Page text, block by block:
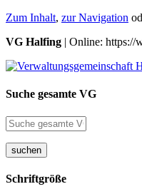
Zum Inhalt, zur Navigation
VG Halfing | Online: https://
Suche gesamte VG
suchen
Schriftgröße